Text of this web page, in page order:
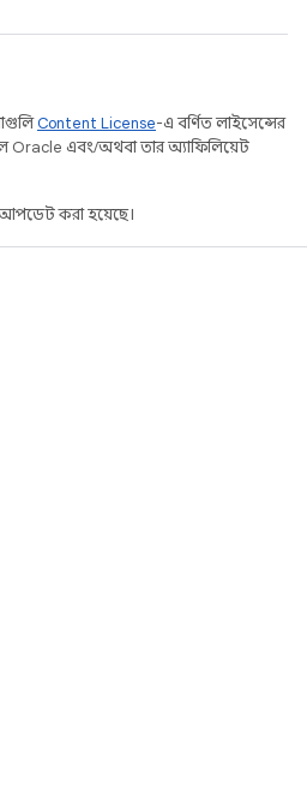
Content License-এ বর্ণিত লাইসেন্সের
Oracle এবং/অথবা তার অ্যাফিলিয়েট
করা হয়েছে।